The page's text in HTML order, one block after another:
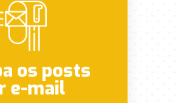
os posts
e-mail